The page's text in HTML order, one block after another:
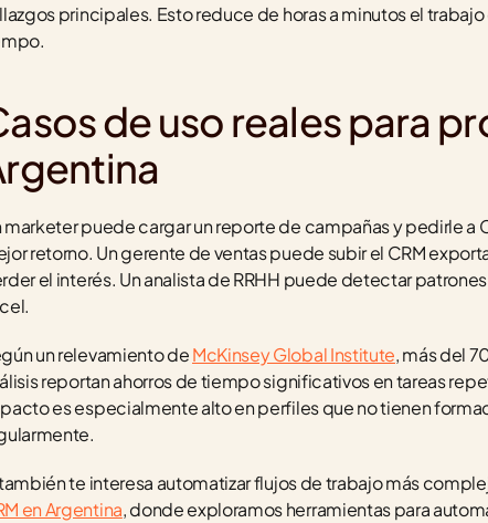
principales. Esto reduce de horas a minutos el
de uso reales para
marketer puede cargar un reporte de campañas y pedirle
retorno. Un gerente de ventas puede subir el CRM
el interés. Un analista de RRHH puede detectar
un relevamiento de McKinsey Global Institute, más del
reportan ahorros de tiempo significativos en tareas
es especialmente alto en perfiles que no tienen
te interesa automatizar flujos de trabajo más
en Argentina, donde exploramos herramientas para